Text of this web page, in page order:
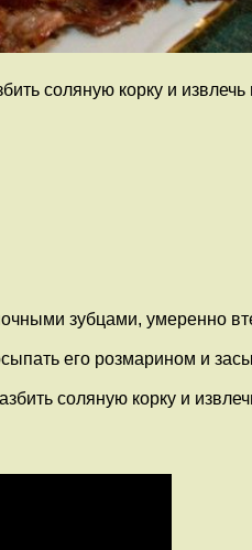
соляную корку и извлечь
зубцами, умеренно
его розмарином и
соляную корку и